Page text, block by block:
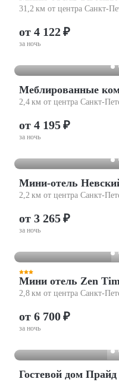
31,2 км от центра Санкт-
от 4 122 ₽
за ночь
Меблированные
2,4 км от центра Санкт-
от 4 195 ₽
за ночь
Мини-отель
2,2 км от центра Санкт-
от 3 265 ₽
за ночь
Мини отель Zen
2,8 км от центра Санкт-
от 6 700 ₽
за ночь
Гостевой дом Прайд